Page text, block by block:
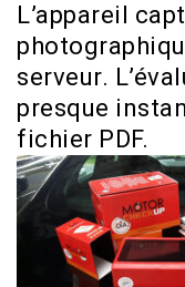
L’appareil
serveur.
presque
fichier PDF.